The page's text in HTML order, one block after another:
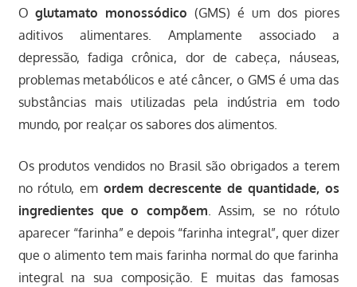
Oglutamato monossódico (GMS) é um dos piores
aditivos alimentares. Amplamente associado a
depressão, fadiga crônica, dor de cabeça, náuseas,
problemas metabólicos e até câncer, o GMS é uma das
substâncias mais utilizadas pela indústria em todo
mundo, por realçar os sabores dos alimentos.
Os produtos vendidos no Brasil são obrigados a terem
no rótulo, em ordem decrescente de quantidade, os
ingredientes que o compõem. Assim, se no rótulo
aparecer “farinha” e depois “farinha integral”, quer dizer
que o alimento tem mais farinha normal do que farinha
integral na sua composição. E muitas das famosas